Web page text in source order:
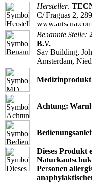
Hersteller:
C/ Fraguas 2,
www.artsana.com
Benannte Stelle:
B.V.
Say Building,
Amsterdam,
Medizinprodukt
Achtung:
Dieses Produkt
Personen